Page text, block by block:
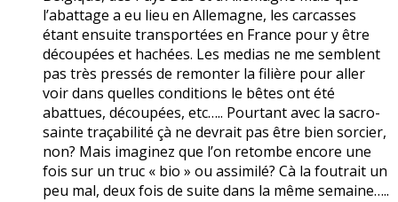
l’abattage a eu lieu en Allemagne, les carcasses
étant ensuite transportées en France pour y être
découpées et hachées. Les medias ne me semblent
pas très pressés de remonter la filière pour aller
voir dans quelles conditions le bêtes ont été
abattues, découpées, etc….. Pourtant avec la sacro-
sainte traçabilité çà ne devrait pas être bien sorcier,
non? Mais imaginez que l’on retombe encore une
fois sur un truc « bio » ou assimilé? Cà la foutrait un
peu mal, deux fois de suite dans la même semaine…..